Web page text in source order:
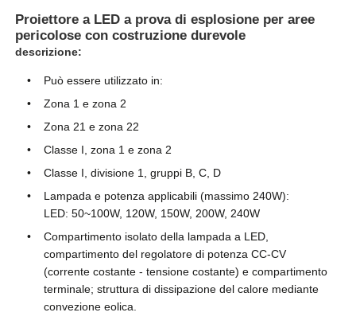
Fatory Tour
Controllo di qualità
Contattaci
Richiedere un preventivo
Illuminazione protetta contro le esplosioni
Luce protetta contro le esplosioni dell'allarme
Proiettore a LED a prova di esplosione per aree
pericolose con costruzione durevole
descrizione:
Può essere utilizzato in:
Zona 1 e zona 2
Zona 21 e zona 22
Classe I, zona 1 e zona 2
Classe I, divisione 1, gruppi B, C, D
Lampada e potenza applicabili (massimo 240W):
LED: 50~100W, 120W, 150W, 200W, 240W
Compartimento isolato della lampada a LED,
compartimento del regolatore di potenza CC-CV
(corrente costante - tensione costante) e compartimento
terminale; struttura di dissipazione del calore mediante
convezione eolica.